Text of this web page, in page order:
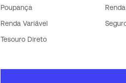
Poupança
Renda Variável
Tesouro Direto